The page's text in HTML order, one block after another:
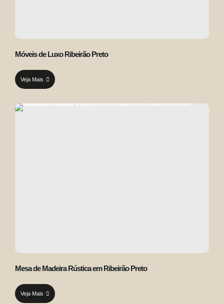
Móveis de Luxo Ribeirão Preto
Veja Mais
Mesa de Madeira Rústica em Ribeirão Preto
Veja Mais